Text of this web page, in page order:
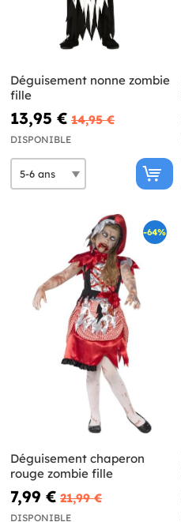
Déguisement nonne zombie
fille
13,95 € 14,95 €
DISPONIBLE
-64%
Déguisement chaperon
rouge zombie fille
7,99 € 21,99 €
DISPONIBLE